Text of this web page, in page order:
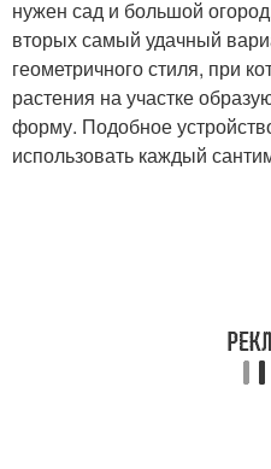
нужен сад и большой
вторых самый удачный
геометричного стиля, при
растения на участке
форму. Подобное
использовать каждый